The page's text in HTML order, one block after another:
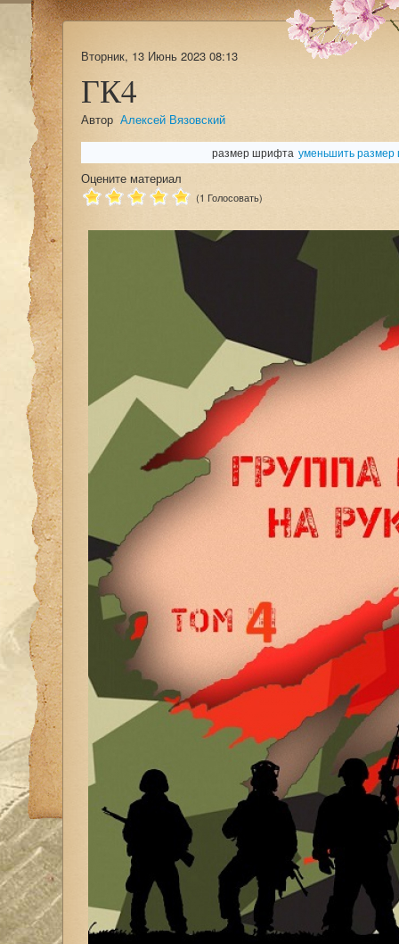
Вторник, 13 Июнь 2023 08:13
ГК4
Автор Алексей Вязовский
размер шрифта уменьшить
Оцените материал
(1 Голосовать)